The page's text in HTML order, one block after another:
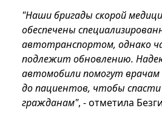
"Наши бригады скорой
обеспечены
автотранспортом, однако
подлежит обновлению.
автомобили помогут
до пациентов, чтобы
гражданам", - отметила